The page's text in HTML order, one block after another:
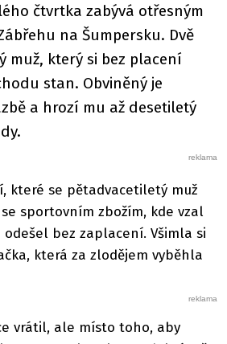
čtvrtka zabývá otřesným
na Šumpersku. Dvě
muž, který si bez placení
stan. Obviněný je
a hrozí mu až desetiletý
které se pětadvacetiletý muž
sportovním zbožím, kde vzal
bez zaplacení. Všimla si
která za zlodějem vyběhla
vrátil, ale místo toho, aby